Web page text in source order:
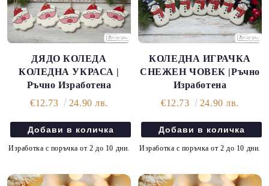
ДЯДО КОЛЕДА
КОЛЕДНА УКРАСА |
Ръчно Изработена
€12.73
24.90 лв.
Изработка с поръчка от 2 до 10 дни.
КОЛЕДНА ИГРАЧКА
СНЕЖЕН ЧОВЕК |Ръчно
Изработена
€12.73
24.90 лв.
Изработка с поръчка от 2 до 10 дни.